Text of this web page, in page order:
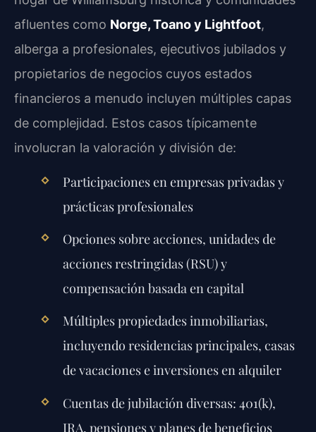
afluentes como Norge, Toano y Lightfoot,
alberga a profesionales, ejecutivos jubilados y
propietarios de negocios cuyos estados
financieros a menudo incluyen múltiples capas
de complejidad. Estos casos típicamente
involucran la valoración y división de:
Participaciones en empresas privadas y
prácticas profesionales
Opciones sobre acciones, unidades de
acciones restringidas (RSU) y
compensación basada en capital
Múltiples propiedades inmobiliarias,
incluyendo residencias principales, casas
de vacaciones e inversiones en alquiler
Cuentas de jubilación diversas: 401(k),
IRA, pensiones y planes de beneficios